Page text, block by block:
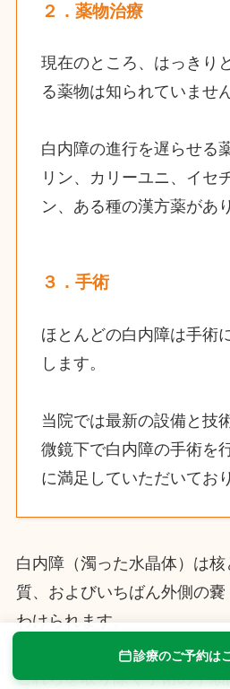
２．薬物治療
現在のところ、はっきり
る薬物は知られていません
白内障の進行を遅らせる
リン、カリーユニ、イセ
ン、ある種の漢方薬があ
３．手術
ほとんどの白内障は手術
します。
当院では最新の設備と技
微鏡下で白内障の手術を
に満足していただいてお
白内障（濁った水晶体）は
質、およびいちばん外側の
わけられます。
これらを取り除く手術の手
診療のご予約は